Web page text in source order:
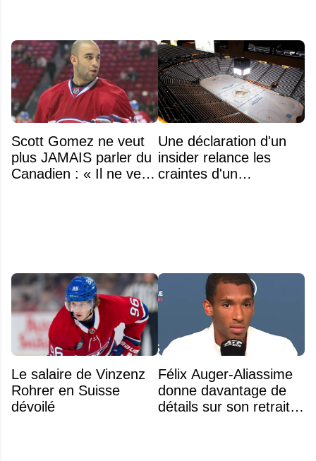
Scott Gomez ne veut
plus JAMAIS parler du
Canadien : « Il ne veut
Une déclaration d'un
insider relance les
craintes d'un
Le salaire de Vinzenz
Rohrer en Suisse
dévoilé
Félix Auger-Aliassime
donne davantage de
détails sur son retrait